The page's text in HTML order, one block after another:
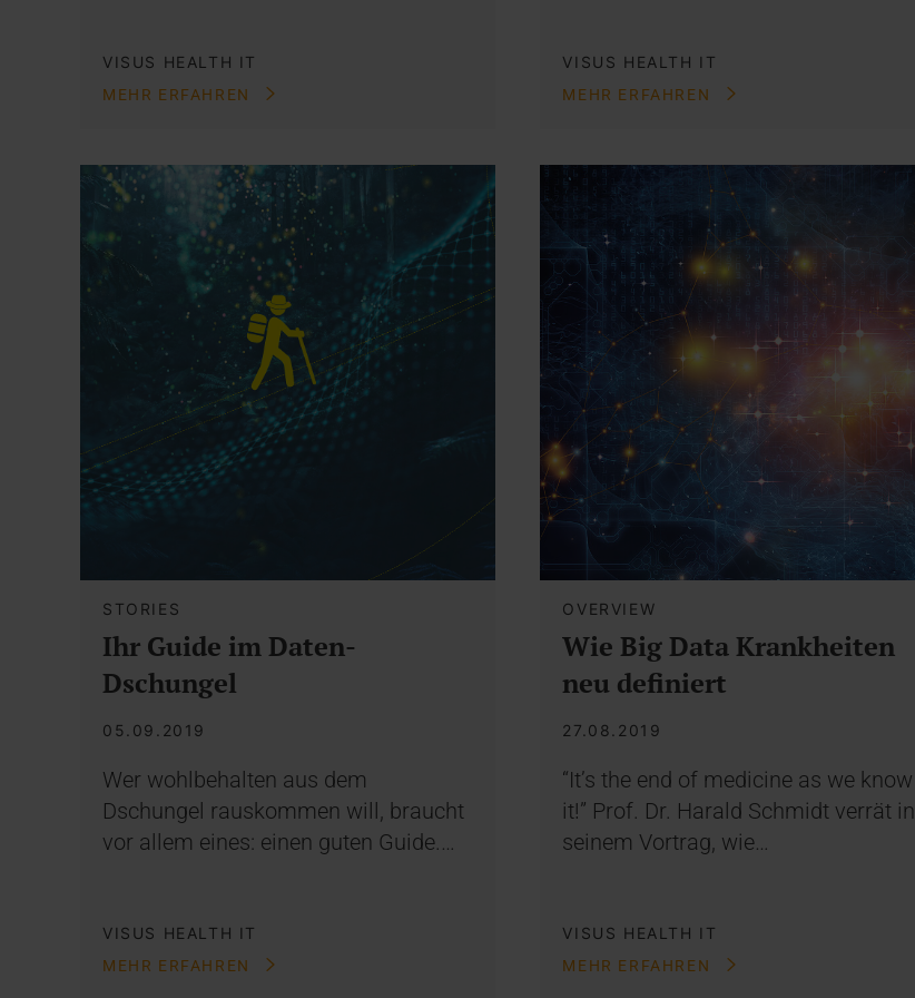
VISUS HEALTH IT
MEHR ERFAHREN
VISUS HEALTH IT
MEHR ERFAHREN
STORIES
Ihr Guide im Daten-
Dschungel
05.09.2019
Wer wohlbehalten aus dem
Dschungel rauskommen will, braucht
vor allem eines: einen guten Guide.…
VISUS HEALTH IT
MEHR ERFAHREN
OVERVIEW
Wie Big Data Krankheiten
neu definiert
27.08.2019
“It’s the end of medicine as we know
it!” Prof. Dr. Harald Schmidt verrät in
seinem Vortrag, wie…
VISUS HEALTH IT
MEHR ERFAHREN